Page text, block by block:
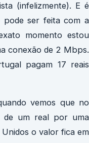
(infelizmente). E é
pode ser feita com a
momento estou
conexão de 2 Mbps.
pagam 17 reais
vemos que no
um real por uma
o valor fica em